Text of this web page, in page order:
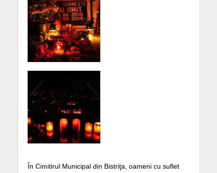
În Cimitirul Municipal din Bistriţa, oameni cu suflet